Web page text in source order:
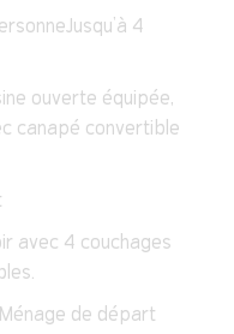
4
ouverte équipée,
canapé convertible
avec 4 couchages
de départ